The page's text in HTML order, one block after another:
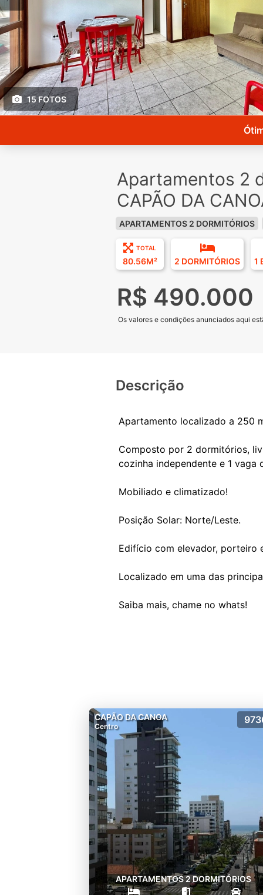
15 FOTOS
Apartamentos 2
CAPÃO DA
APARTAMENTOS 2 DORMITÓRIOS
TOTAL
80.56M² 2 DORMITÓRIOS 1
R$ 490.000
Os valores e condições anunciados aqui
Descrição
Apartamento localizado a 250
Composto por 2 dormitórios,
cozinha independente e 1 vaga
Mobiliado e climatizado!
Posição Solar: Norte/Leste.
Edifício com elevador, porteiro
Localizado em uma das
CAPÃO DA CANOA
Centro
APARTAMENTOS 2 DORMITÓRIOS